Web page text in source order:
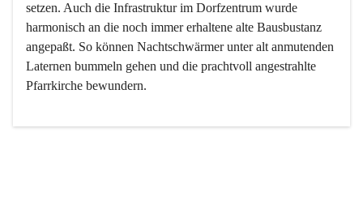
setzen. Auch die Infrastruktur im Dorfzentrum wurde
harmonisch an die noch immer erhaltene alte Bausbustanz
angepaßt. So können Nachtschwärmer unter alt anmutenden
Laternen bummeln gehen und die prachtvoll angestrahlte
Pfarrkirche bewundern.
Der Weinbau dominert heute nicht mehr, ist aber integrativer